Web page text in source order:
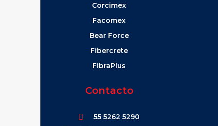
Corcimex
Facomex
Bear Force
Fibercrete
FibraPlus
Contacto
55 5262 5290